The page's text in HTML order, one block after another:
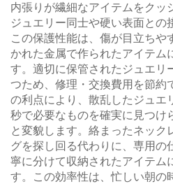
内張りが繊細なアイテムをクッ
ジュエリー同士や硬い表面との
この保護性能は、傷が目立ちや
かれた金属で作られたアイテム
す。適切に保管されたジュエリ
つため、修理・交換費用を節約
の利点により、散乱したジュエ
秒で必要なものを確実に見つけ
と変貌します。絡まったネック
グを探し回る代わりに、専用の
寧に分けて収納されたアイテム
す。この効率性は、忙しい朝の